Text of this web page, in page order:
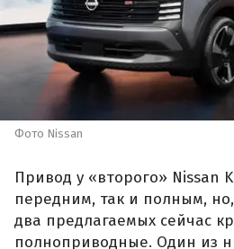
Фото Nissan
Привод у «второго» Nissan
передним, так и полным,
два предлагаемых сейчас
полноприводные. Один из